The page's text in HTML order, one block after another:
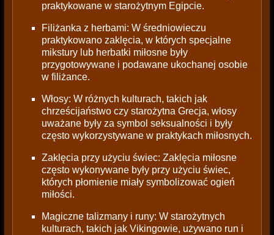
praktykowane w starożytnym Egipcie.
Filiżanka z herbami: W średniowieczu
praktykowano zaklęcia, w których specjalne
mikstury lub herbatki miłosne były
przygotowywane i podawane ukochanej osobie
w filiżance.
Włosy: W różnych kulturach, takich jak
chrześcijaństwo czy starożytna Grecja, włosy
uważane były za symbol seksualności i były
często wykorzystywane w praktykach miłosnych.
Zaklęcia przy użyciu świec: Zaklęcia miłosne
często wykonywane były przy użyciu świec,
których płomienie miały symbolizować ogień
miłości.
Magiczne talizmany i runy: W starożytnych
kulturach, takich jak Vikingowie, używano run i